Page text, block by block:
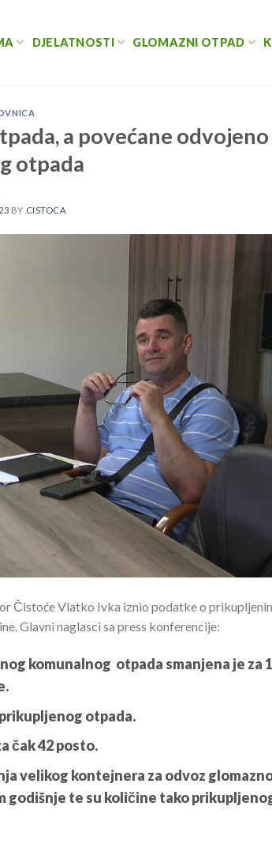
DJELATNOSTI GLOMAZNI OTPAD
a povećane odvojeno
otpada
BY CISTOCA
Čistoće Vlatko Ivka iznio podatke o
Glavni naglasci sa press konferencije:
komunalnog otpada smanjena je za
otpada.
čak 42 posto.
velikog kontejnera za odvoz
godišnje te su količine tako